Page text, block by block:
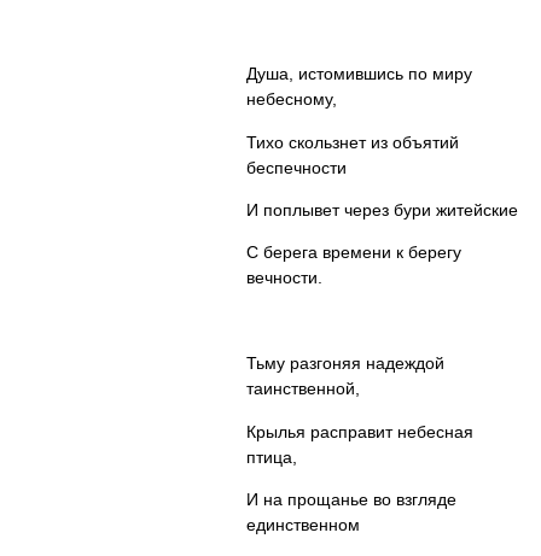
Душа, истомившись по миру
небесному,
Тихо скользнет из объятий
беспечности
И поплывет через бури житейские
С берега времени к берегу
вечности.
Тьму разгоняя надеждой
таинственной,
Крылья расправит небесная
птица,
И на прощанье во взгляде
единственном